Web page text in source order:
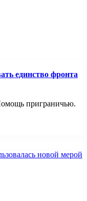
единство фронта
приграничью.